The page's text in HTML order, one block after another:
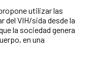
utilizar las
del VIH/sida desde la
la sociedad genera
en una